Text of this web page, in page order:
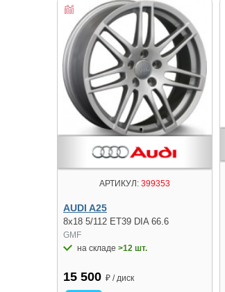
АРТИКУЛ:399353
AUDI A25
8x18 5/112 ET39 DIA 66.6
GMF
на складе >12 шт.
15 500 ₽ / диск